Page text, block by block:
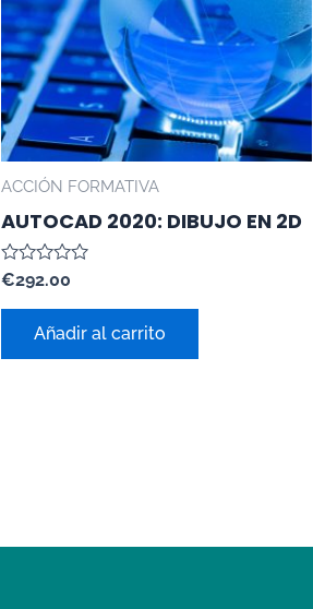
ACCIÓN FORMATIVA
AUTOCAD 2020: DIBUJO EN 2D
Valorado
0
€292.00
Añadir al carrito